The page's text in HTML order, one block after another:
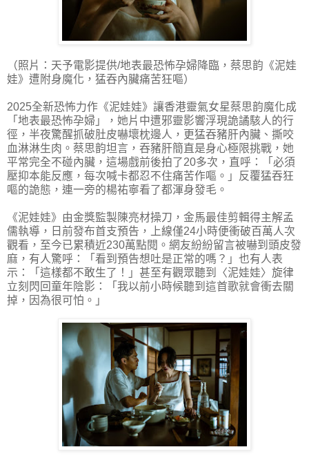
（照片：天予電影提供/地表最恐怖孕婦降臨，蔡思韵《泥娃
娃》遭附身魔化，猛吞內臟痛苦狂嘔）
2025全新恐怖力作《泥娃娃》讓香港靈氣女星蔡思韵魔化成
「地表最恐怖孕婦」，她片中遭邪靈影響浮現詭譎駭人的行
徑，半夜驚醒抓破肚皮嚇壞枕邊人，更猛吞豬肝內臟、撕咬
血淋淋生肉。蔡思韵坦言，吞豬肝簡直是身心極限挑戰，她
平常完全不碰內臟，這場戲前後拍了20多次，直呼：「必須
壓抑本能反應，每次喊卡都忍不住痛苦作嘔。」反覆猛吞狂
嘔的詭態，連一旁的楊祐寧看了都渾身發毛。
《泥娃娃》由金獎監製陳亮材操刀，金馬最佳剪輯得主解孟
儒執導，日前發布首支預告，上線僅24小時便衝破百萬人次
觀看，至今已累積近230萬點閱。網友紛紛留言被嚇到頭皮發
麻，有人驚呼：「看到預告想吐是正常的嗎？」也有人表
示：「這樣都不敢生了！」甚至有觀眾聽到〈泥娃娃〉旋律
立刻閃回童年陰影：「我以前小時候聽到這首歌就會衝去關
掉，因為很可怕。」